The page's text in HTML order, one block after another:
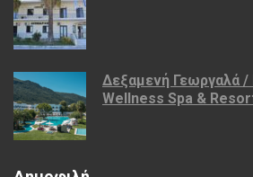
Δεξαμενή Γεωργαλά /
Wellness Spa &